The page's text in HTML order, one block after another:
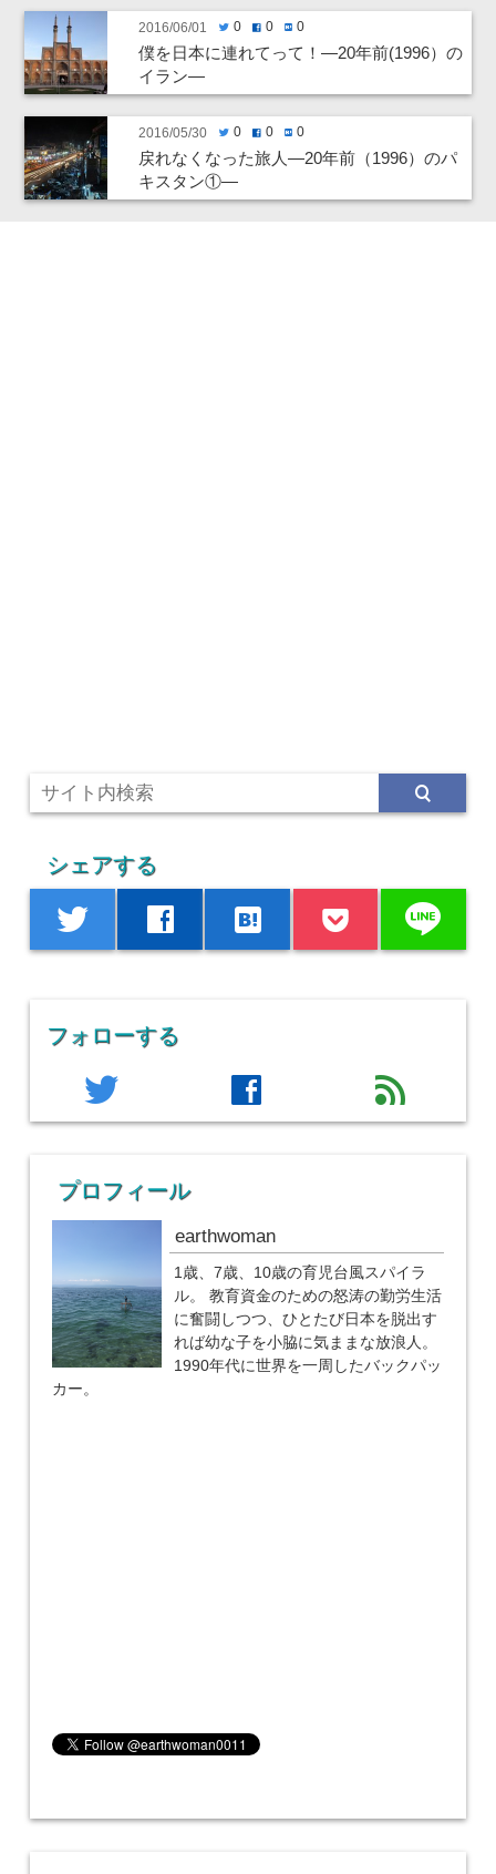
2016/06/01 twitter0 facebook0 hatenabookmark0
僕を日本に連れてって！―20年前(1996）の
イラン―
2016/05/30 twitter0 facebook0 hatenabookmark0
戻れなくなった旅人―20年前（1996）のパ
キスタン①―
シェアする
twitter facebook hatenabookmark line
フォローする
twitter facebook feed
プロフィール
earthwoman
1歳、7歳、10歳の育児台風スパイラ
ル。 教育資金のための怒涛の勤労生活
に奮闘しつつ、ひとたび日本を脱出す
れば幼な子を小脇に気ままな放浪人。
1990年代に世界を一周したバックパッ
カー。